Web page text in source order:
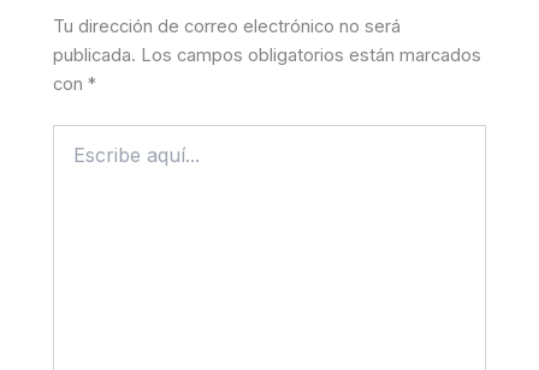
Tu dirección de correo electrónico no será
publicada. Los campos obligatorios están marcados
con*
aquí...